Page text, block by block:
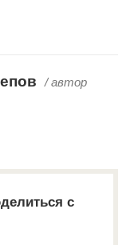
/ автор
с